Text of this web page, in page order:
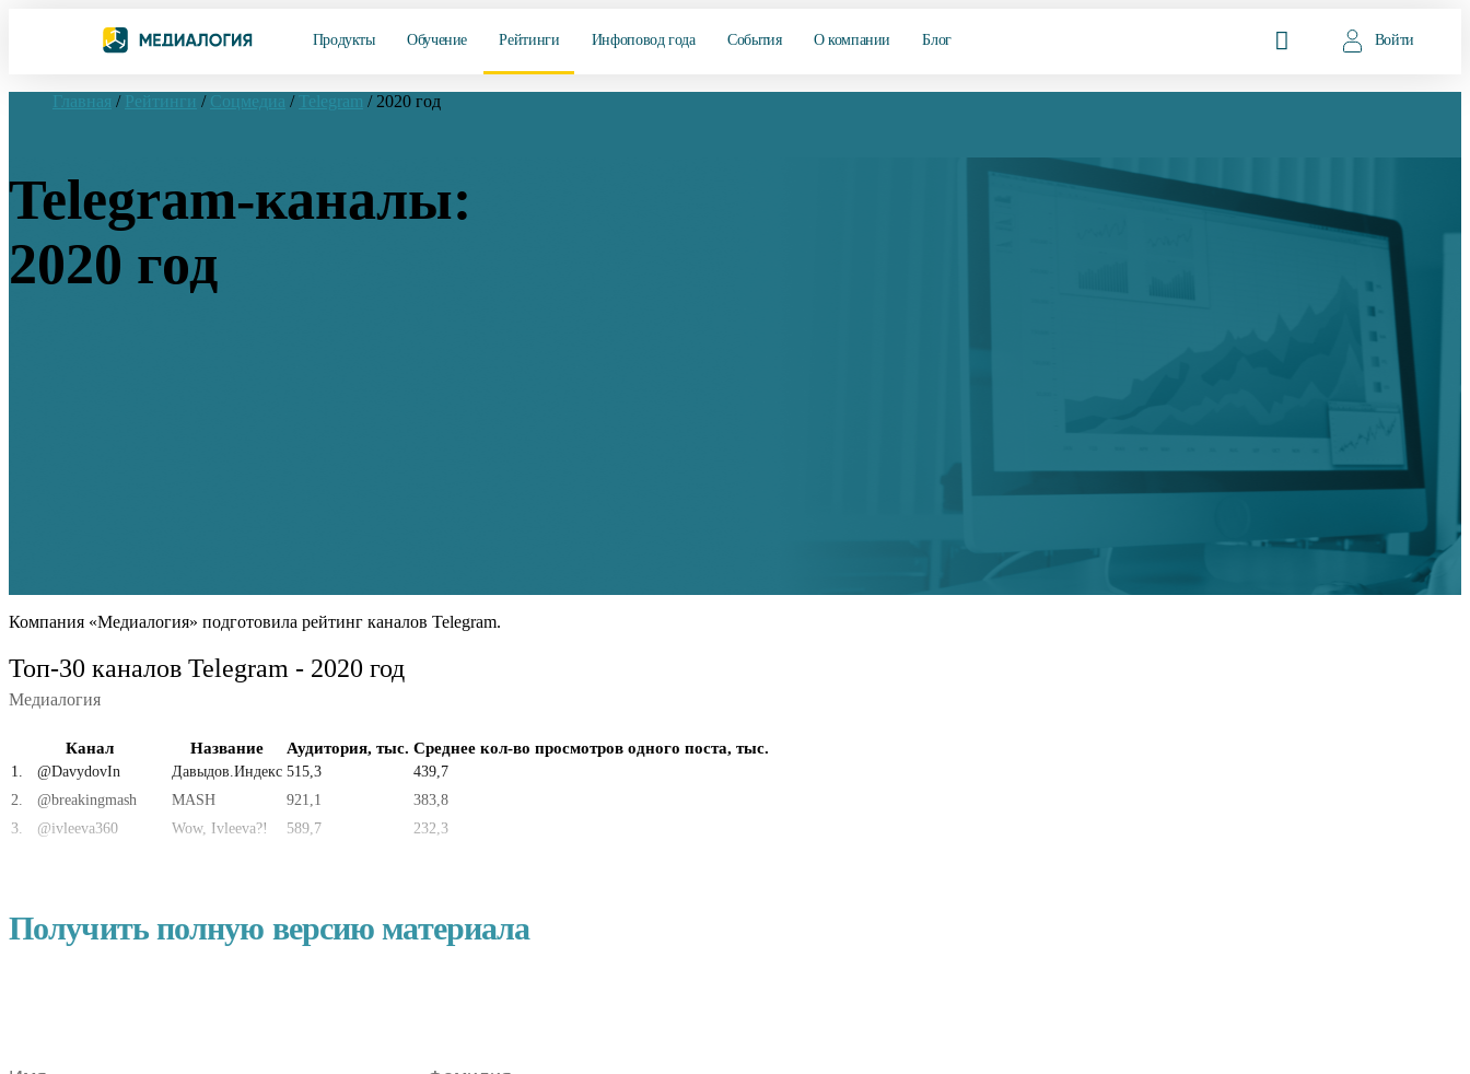
Продукты Обучение Рейтинги Инфоповод года События О компании Блог Войти
Главная / Рейтинги / Соцмедиа / Telegram / 2020 год
Telegram-каналы:
2020 год
Компания «Медиалогия» подготовила рейтинг каналов Telegram.
Топ-30 каналов Telegram - 2020 год
Медиалогия
Канал Название Аудитория, тыс. Среднее кол-во просмотров одного поста, тыс.
1 @DavydovIn Давыдов.Индекс 515,3
439,7
2
@breakingmash MASH 921,1
383,8
3
@ivleeva360 Wow, Ivleeva?! 589,7 232,3
Получить полную версию материала